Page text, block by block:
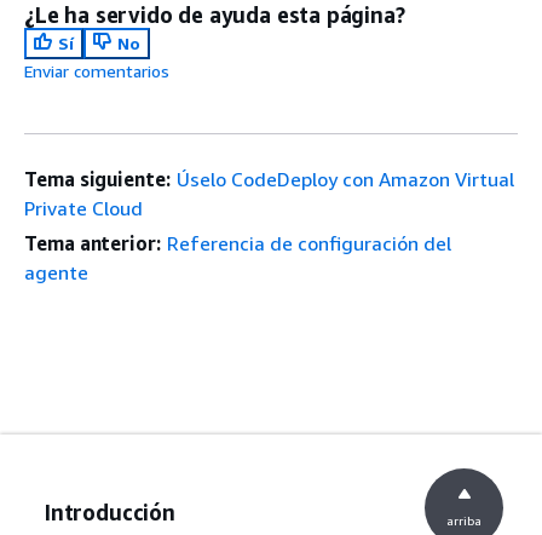
¿Le ha servido de ayuda esta página?
Sí
No
Enviar comentarios
Tema siguiente: Úselo CodeDeploy con Amazon Virtual
Private Cloud
Tema anterior: Referencia de configuración del
agente
Introducción arriba